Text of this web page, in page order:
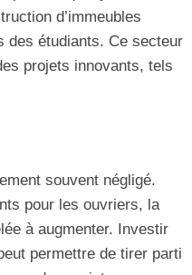
d’immeubles
des étudiants. Ce secteur
projets innovants, tels
souvent négligé.
pour les ouvriers, la
à augmenter. Investir
permettre de tirer parti